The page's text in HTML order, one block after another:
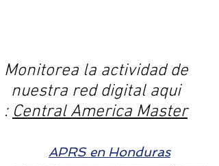
Monitorea la actividad de
nuestra red digital aqui
:Central America Master
APRS en Honduras